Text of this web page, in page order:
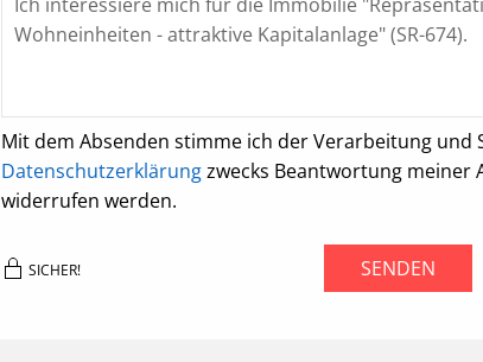
Mit dem Absenden stimme ich der Verarbeitung
Datenschutzerklärungzwecks Beantwortung meiner
widerrufen werden.
SICHER! SENDEN